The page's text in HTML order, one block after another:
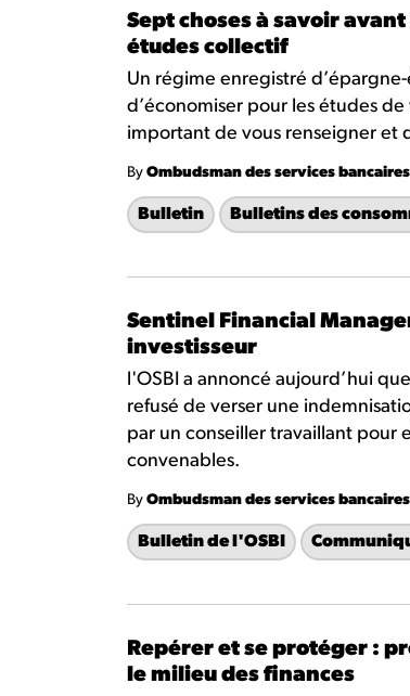
Sept choses à savoir
études collectif
Un régime enregistré d’épargne-
d’économiser pour les études de
important de vous renseigner et
By Ombudsman des services
Bulletin Bulletins des
Sentinel Financial
investisseur
l'OSBI a annoncé aujourd’hui
refusé de verser une
par un conseiller travaillant pour
convenables.
By Ombudsman des services
Bulletin de l'OSBI
Repérer et se protéger :
le milieu des finances